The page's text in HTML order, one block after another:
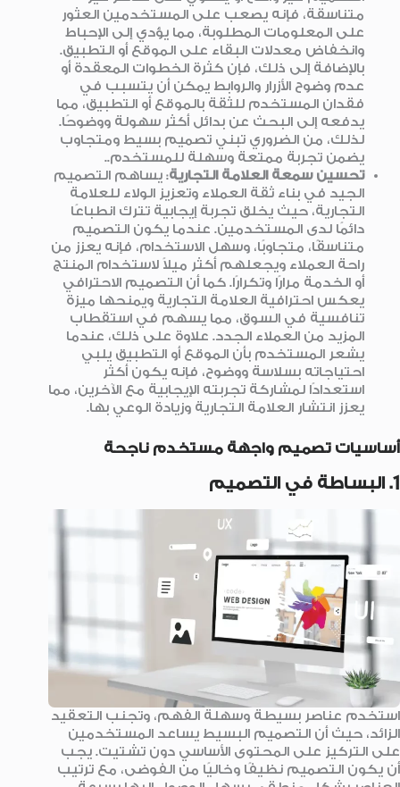
متناسقة، فإنه يصعب على المستخدمين العثور
على المعلومات المطلوبة، مما يؤدي إلى الإحباط
وانخفاض معدلات البقاء على الموقع أو التطبيق.
بالإضافة إلى ذلك، فإن كثرة الخطوات المعقدة أو
عدم وضوح الأزرار والروابط يمكن أن يتسبب في
فقدان المستخدم للثقة بالموقع أو التطبيق، مما
يدفعه إلى البحث عن بدائل أكثر سهولة ووضوحًا.
لذلك، من الضروري تبني تصميم بسيط ومتجاوب
يضمن تجربة ممتعة وسهلة للمستخدم..
تحسين سمعة العلامة التجارية: يساهم التصميم
الجيد في بناء ثقة العملاء وتعزيز الولاء للعلامة
التجارية، حيث يخلق تجربة إيجابية تترك انطباعًا
دائمًا لدى المستخدمين. عندما يكون التصميم
متناسقًا، متجاوبًا، وسهل الاستخدام، فإنه يعزز من
راحة العملاء ويجعلهم أكثر ميلاً لاستخدام المنتج
أو الخدمة مرارًا وتكرارًا. كما أن التصميم الاحترافي
يعكس احترافية العلامة التجارية ويمنحها ميزة
تنافسية في السوق، مما يسهم في استقطاب
المزيد من العملاء الجدد. علاوة على ذلك، عندما
يشعر المستخدم بأن الموقع أو التطبيق يلبي
احتياجاته بسلاسة ووضوح، فإنه يكون أكثر
استعدادًا لمشاركة تجربته الإيجابية مع الآخرين، مما
يعزز انتشار العلامة التجارية وزيادة الوعي بها.
أساسيات تصميم واجهة مستخدم ناجحة
1. البساطة في التصميم
استخدم عناصر بسيطة وسهلة الفهم، وتجنب التعقيد
الزائد، حيث أن التصميم البسيط يساعد المستخدمين
على التركيز على المحتوى الأساسي دون تشتيت. يجب
أن يكون التصميم نظيفًا وخاليًا من الفوضى، مع ترتيب